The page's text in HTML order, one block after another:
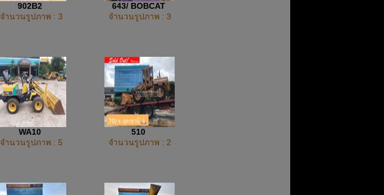
902B2
จำนวนรูปภาพ : 3
643/ BOBCAT
จำนวนรูปภาพ : 3
WA10
จำนวนรูปภาพ : 5
510
จำนวนรูปภาพ : 2